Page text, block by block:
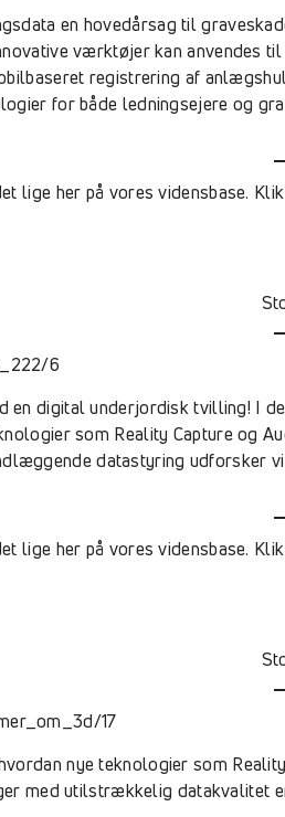
en hovedårsag til
værktøjer kan anvendes
registrering af
for både ledningsejere og
lige her på vores vidensbase.
6
en digital underjordisk tvilling!
som Reality Capture og
datastyring udforsker
lige her på vores vidensbase.
17
nye teknologier som
med utilstrækkelig datakvalitet